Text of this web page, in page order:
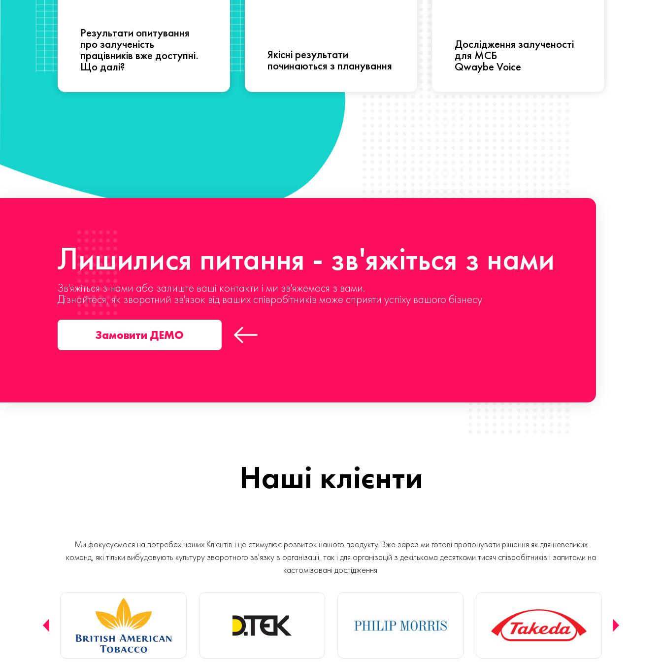
Результати опитування
про залученість
працівників вже доступні.
Що далі?
Якісні результати
починаються з планування
Дослідження залученості
для МСБ
Qwaybe Voice
Лишилися питання - зв'яжіться з нами
Зв'яжіться з нами або залиште ваші контакти і ми зв'яжемося з вами.
Дізнайтеся, як зворотний зв'язок від ваших співробітників може сприяти успіху вашого бізнесу
Замовити ДЕМО
Наші клієнти
Ми фокусуємося на потребах наших Клієнтів і це стимулює розвиток нашого продукту. Вже зараз ми готові пропонувати рішення як для невеликих
команд, які тільки вибудовують культуру зворотного зв'язку в організації, так і для організацій з декількома десятками тисяч співробітників і запитами на
кастомізовані дослідження.